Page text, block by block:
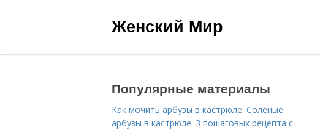
Женский Мир
Популярные материалы
Как мочить арбузы в кастрюле. Соленые
арбузы в кастрюле: 3 пошаговых рецепта с